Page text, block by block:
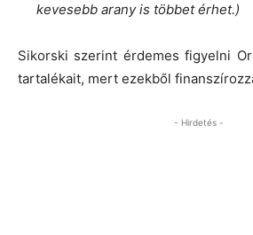
kevesebb arany is többet érhet.)
Sikorski szerint érdemes figyelni
tartalékait, mert ezekből
- Hirdetés -